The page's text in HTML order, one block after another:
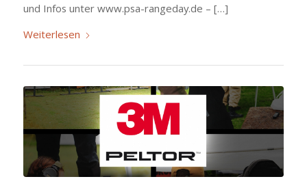
und Infos unter www.psa-rangeday.de – […]
Weiterlesen